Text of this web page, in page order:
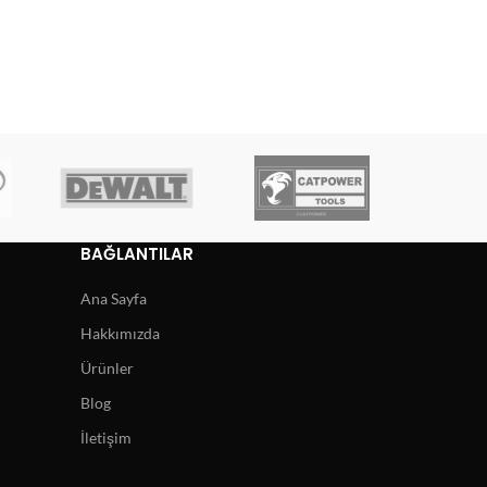
BAĞLANTILAR
Ana Sayfa
Hakkımızda
Ürünler
Blog
İletişim